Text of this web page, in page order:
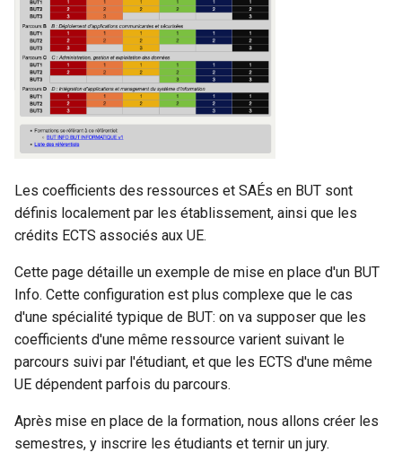
a
r
e
c
h
e
Inscriptions Apogée
Gestion des photos
Gestion des adresses
Parcours A
Parcours B
ECTS par parcours
Coefficients des ressources
Mise en place des
semestres
Affectation des étudiants aux
parcours
Inscriptions des étudiants
aux modules de leurs
parcours
Cas particulier: coefficients
Préférences ScoDoc
Préférences d’affichage
(noms)
Sauvegardes des bases
Modélisation des parcours
BUT
Génération de bulletins PDF
API permissions (dev)
Installer un serveur de
développement
Tests
Assiduité (développeurs)
Anciennes pages
caduques (historique)
/ ScoDoc 9.6
Assiduités : migration à
de ScoDoc 9.5
Les coefficients des ressources et SAÉs en BUT sont
définis localement par les établissement, ainsi que les
crédits ECTS associés aux UE.
Cette page détaille un exemple de mise en place d'un BUT
Info. Cette configuration est plus complexe que le cas
d'une spécialité typique de BUT: on va supposer que les
coefficients d'une même ressource varient suivant le
parcours suivi par l'étudiant, et que les ECTS d'une même
UE dépendent parfois du parcours.
Après mise en place de la formation, nous allons créer les
semestres, y inscrire les étudiants et ternir un jury.